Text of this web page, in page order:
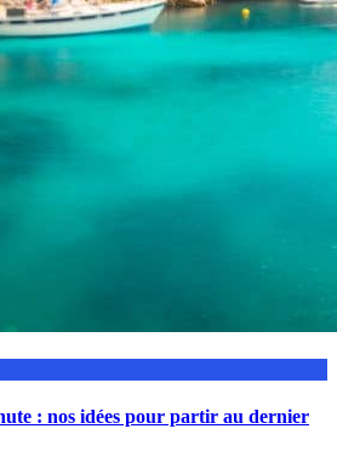
: nos idées pour partir au dernier